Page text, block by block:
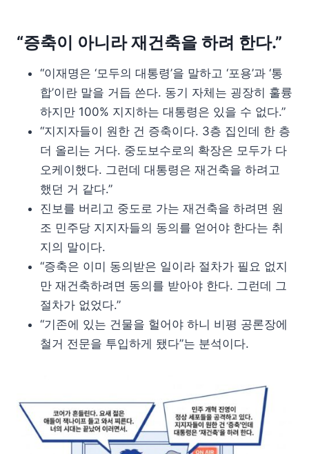
“증축이 아니라 재건축을 하려 한다.”
“이재명은 ‘모두의 대통령’을 말하고 ‘포용’과 ‘통
합’이란 말을 거듭 쓴다. 동기 자체는 굉장히 훌륭
하지만 100% 지지하는 대통령은 있을 수 없다.”
“지지자들이 원한 건 증축이다. 3층 집인데 한 층
더 올리는 거다. 중도보수로의 확장은 모두가 다
오케이했다. 그런데 대통령은 재건축을 하려고
했던 거 같다.”
진보를 버리고 중도로 가는 재건축을 하려면 원
조 민주당 지지자들의 동의를 얻어야 한다는 취
지의 말이다.
“증축은 이미 동의받은 일이라 절차가 필요 없지
만 재건축하려면 동의를 받아야 한다. 그런데 그
절차가 없었다.”
“기존에 있는 건물을 헐어야 하니 비평 공론장에
철거 전문을 투입하게 됐다”는 분석이다.